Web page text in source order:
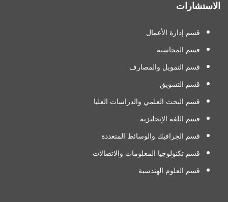
الاستشارات
قسم إدارة الأعمال
قسم المحاسبة
قسم التمويل والمصارف
قسم التسويق
قسم البحث العلمي والدراسات العليا
قسم اللغة الإنجليزية
قسم الجرافيك والوسائط المتعددة
قسم تكنولوجيا المعلومات والاتصالات
قسم العلوم الهندسية